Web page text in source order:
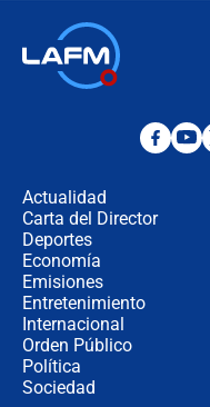
Actualidad
Carta del Director
Deportes
Economía
Emisiones
Entretenimiento
Internacional
Orden Público
Política
Sociedad